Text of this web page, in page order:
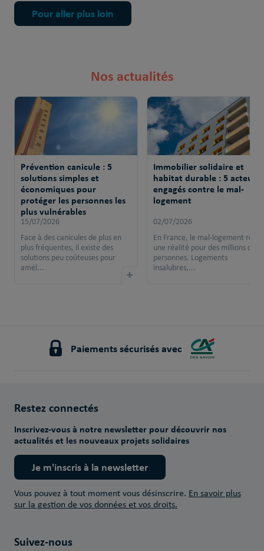
Pour aller plus loin
Nos actualités
Prévention canicule : 5
solutions simples et
économiques pour
protéger les personnes les
plus vulnérables
15/07/2026
Face à des canicules de plus en
plus fréquentes, il existe des
solutions peu coûteuses pour
amél...
+
Immobilier solidaire et
habitat durable : 5 acteurs
engagés contre le mal-
logement
02/07/2026
En France, le mal-logement reste
une réalité pour des millions de
personnes. Logements
insalubres,...
Paiements sécurisés avec
Restez connectés
Inscrivez-vous à notre newsletter pour découvrir nos
actualités et les nouveaux projets solidaires
Je m'inscris à la newsletter
Vous pouvez à tout moment vous désinscrire. En savoir plus
sur la gestion de vos données et vos droits.
Suivez-nous